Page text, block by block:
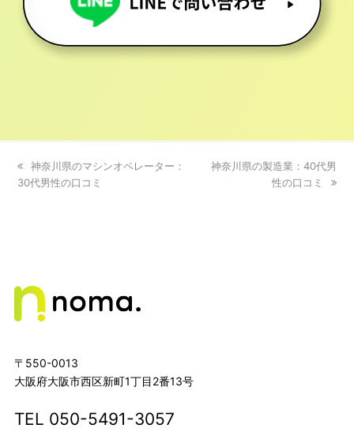
previous
post:
神奈川県のマシンオペレーター：
30代男性の口コミ
next
神奈川県の製造業：40代男
性の口コミ
〒550-0013
大阪府大阪市西区新町1丁目2番13号
TEL 050-5491-3057